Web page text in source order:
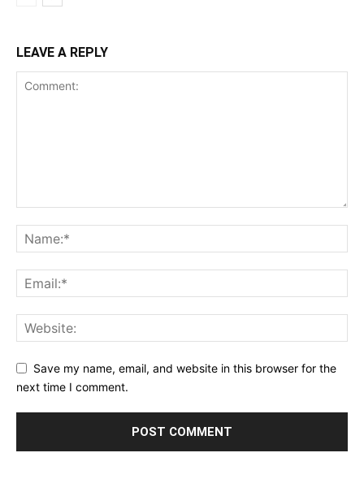
LEAVE A REPLY
Save my name, email, and website in this browser for the
next time I comment.